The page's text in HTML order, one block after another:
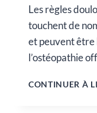
Les règles
touchent de
et peuvent être
l’ostéopathie
CONTINUER À